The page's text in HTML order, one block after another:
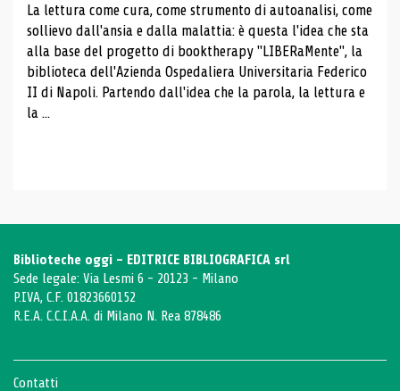
La lettura come cura, come strumento di autoanalisi, come
sollievo dall'ansia e dalla malattia: è questa l'idea che sta
alla base del progetto di booktherapy "LIBERaMente", la
biblioteca dell'Azienda Ospedaliera Universitaria Federico
II di Napoli. Partendo dall'idea che la parola, la lettura e
la ...
Biblioteche oggi - EDITRICE BIBLIOGRAFICA srl
Sede legale: Via Lesmi 6 - 20123 - Milano
P.IVA, C.F. 01823660152
R.E.A. C.C.I.A.A. di Milano N. Rea 878486
Contatti